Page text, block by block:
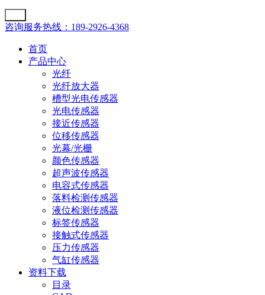
咨询服务热线：189-2926-4368
首页
产品中心
光纤
光纤放大器
槽型光电传感器
光电传感器
接近传感器
位移传感器
光幕/光栅
颜色传感器
超声波传感器
电容式传感器
落料检测传感器
液位检测传感器
标签传感器
接触式传感器
压力传感器
气缸传感器
资料下载
目录